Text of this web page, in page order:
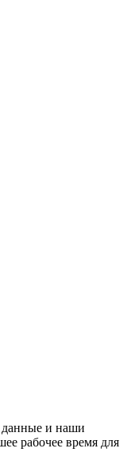
данные и наши
рабочее время для